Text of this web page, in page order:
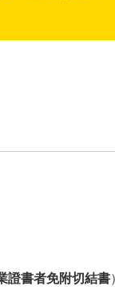
證書者免附切結書